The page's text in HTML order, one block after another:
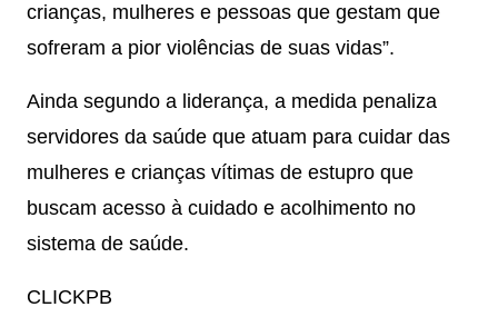
crianças, mulheres e pessoas que gestam que
sofreram a pior violências de suas vidas”.
Ainda segundo a liderança, a medida penaliza
servidores da saúde que atuam para cuidar das
mulheres e crianças vítimas de estupro que
buscam acesso à cuidado e acolhimento no
sistema de saúde.
CLICKPB